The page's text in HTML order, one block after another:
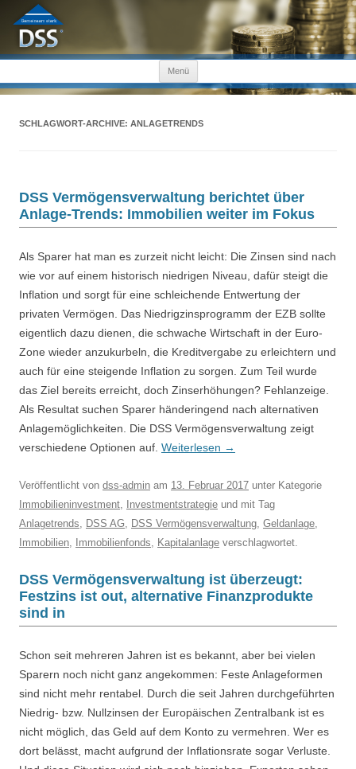
Menü
Zum Inhalt springen
SCHLAGWORT-ARCHIVE: ANLAGETRENDS
DSS Vermögensverwaltung berichtet über
Anlage-Trends: Immobilien weiter im Fokus
Als Sparer hat man es zurzeit nicht leicht: Die Zinsen sind nach
wie vor auf einem historisch niedrigen Niveau, dafür steigt die
Inflation und sorgt für eine schleichende Entwertung der
privaten Vermögen. Das Niedrigzinsprogramm der EZB sollte
eigentlich dazu dienen, die schwache Wirtschaft in der Euro-
Zone wieder anzukurbeln, die Kreditvergabe zu erleichtern und
auch für eine steigende Inflation zu sorgen. Zum Teil wurde
das Ziel bereits erreicht, doch Zinserhöhungen? Fehlanzeige.
Als Resultat suchen Sparer händeringend nach alternativen
Anlagemöglichkeiten. Die DSS Vermögensverwaltung zeigt
verschiedene Optionen auf. Weiterlesen →
Veröffentlicht von dss-admin am 13. Februar 2017 unter Kategorie
Immobilieninvestment, Investmentstrategie und mit Tag
Anlagetrends, DSS AG, DSS Vermögensverwaltung, Geldanlage,
Immobilien, Immobilienfonds, Kapitalanlage verschlagwortet.
DSS Vermögensverwaltung ist überzeugt:
Festzins ist out, alternative Finanzprodukte
sind in
Schon seit mehreren Jahren ist es bekannt, aber bei vielen
Sparern noch nicht ganz angekommen: Feste Anlageformen
sind nicht mehr rentabel. Durch die seit Jahren durchgeführten
Niedrig- bzw. Nullzinsen der Europäischen Zentralbank ist es
nicht möglich, das Geld auf dem Konto zu vermehren. Wer es
dort belässt, macht aufgrund der Inflationsrate sogar Verluste.